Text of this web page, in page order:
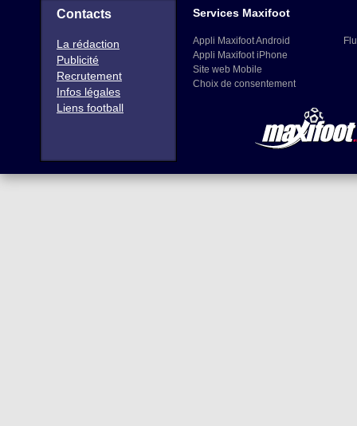
Contacts
La rédaction
Publicité
Recrutement
Infos légales
Liens football
Services Maxifoot
Appli Maxifoot Android
Appli Maxifoot iPhone
Site web Mobile
Choix de consentement